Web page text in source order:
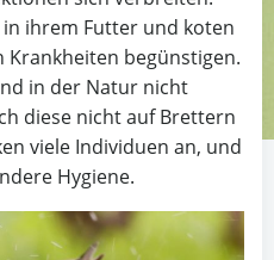
ihrem Futter und koten
Krankheiten begünstigen.
in der Natur nicht
diese nicht auf Brettern
viele Individuen an, und
Hygiene.